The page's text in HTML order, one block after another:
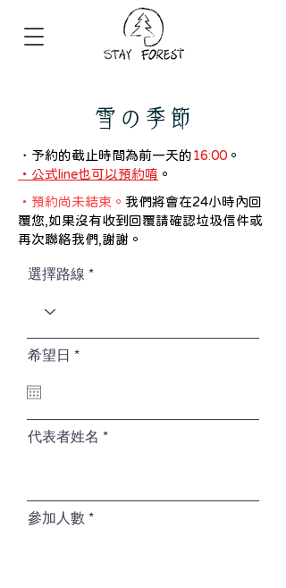
雪の季節
​・ 予約的截止時間為前一天的 16:00 。
​・公式line也可以預約唷 。
・預約尚未結束。 我們將會在24小時內回
覆您,如果沒有收到回覆請確認垃圾信件或
再次聯絡我們,謝謝。
選擇路線
希望日 *r
r
e
代表者姓名
參加人數